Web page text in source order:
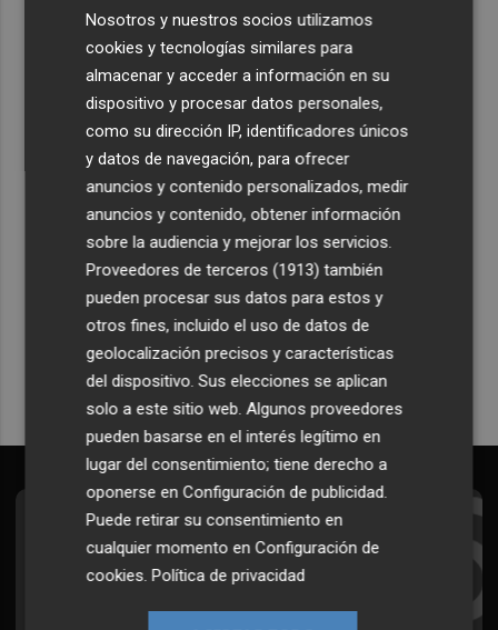
trabajan en los incendios de Castellón
El suelo "extremadamente seco" favorece que los rayos
provoquen incendios
Recibe toda la actualidad de
Plaza Podcast en tu correo
Quiero suscribirme
Suscríbete al Boletín
Todos los días a primera hora en tu email
Nosotros y nuestros socios utilizamos
cookies y tecnologías similares para
almacenar y acceder a información en su
dispositivo y procesar datos personales,
como su dirección IP, identificadores únicos
y datos de navegación, para ofrecer
anuncios y contenido personalizados, medir
anuncios y contenido, obtener información
sobre la audiencia y mejorar los servicios.
Proveedores de terceros (1913) también
pueden procesar sus datos para estos y
otros fines, incluido el uso de datos de
geolocalización precisos y características
del dispositivo. Sus elecciones se aplican
solo a este sitio web. Algunos proveedores
pueden basarse en el interés legítimo en
lugar del consentimiento; tiene derecho a
oponerse enConfiguración de publicidad.
Puede retirar su consentimiento en
cualquier momento enConfiguración de
cookies.Política de privacidad